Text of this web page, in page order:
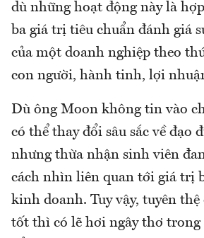
dù những hoạt động này là
ba giá trị tiêu chuẩn đánh giá
của một doanh nghiệp theo
con người, hành tinh, lợi
Dù ông Moon không tin vào
có thể thay đổi sâu sắc về đạo
nhưng thừa nhận sinh viên
cách nhìn liên quan tới giá trị
kinh doanh. Tuy vậy, tuyên
tốt thì có lẽ hơi ngây thơ trong